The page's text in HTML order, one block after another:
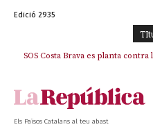
Edició 2935
SOS Costa Brava es planta contra
La memòria viva de Josep
Els Països Catalans al teu abast